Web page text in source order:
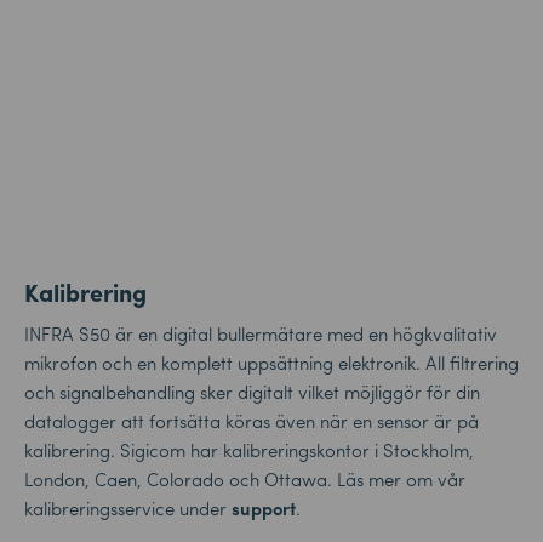
Kalibrering
INFRA S50 är en digital bullermätare med en högkvalitativ
mikrofon och en komplett uppsättning elektronik. All filtrering
och signalbehandling sker digitalt vilket möjliggör för din
datalogger att fortsätta köras även när en sensor är på
kalibrering. Sigicom har kalibreringskontor i Stockholm,
London, Caen, Colorado och Ottawa. Läs mer om vår
kalibreringsservice undersupport.